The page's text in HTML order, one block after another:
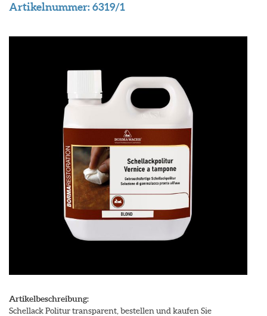
Artikelnummer:6319/1
Artikelbeschreibung:
Schellack Politur transparent, bestellen und kaufen Sie